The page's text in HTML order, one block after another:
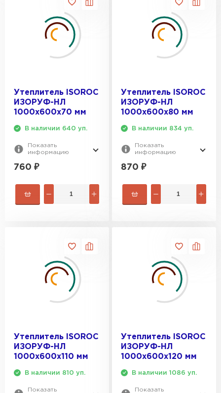
Утеплитель ISOROC
ИЗОРУФ-НЛ
1000х600х70 мм
В наличии 640 уп.
Показать
информацию
760 ₽
Утеплитель ISOROC
ИЗОРУФ-НЛ
1000х600х80 мм
В наличии 834 уп.
Показать
информацию
870 ₽
Утеплитель ISOROC
ИЗОРУФ-НЛ
1000х600х110 мм
В наличии 810 уп.
Показать
Утеплитель ISOROC
ИЗОРУФ-НЛ
1000х600х120 мм
В наличии 1086 уп.
Показать